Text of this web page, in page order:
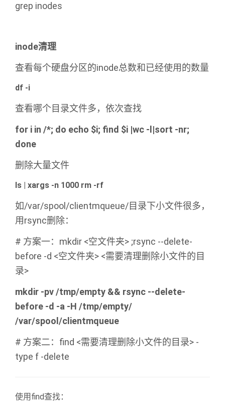
grep inodes
inode清理
查看每个硬盘分区的inode总数和已经使用的数量
df -i
查看哪个目录文件多，依次查找
for i in /*; do echo $i; find $i |wc -l|sort -nr;
done
删除大量文件
ls | xargs -n 1000 rm -rf
如/var/spool/clientmqueue/目录下小文件很多，
用rsync删除：
# 方案一：mkdir <空文件夹> ;rsync --delete-
before -d <空文件夹> <需要清理删除小文件的目
录>
mkdir -pv /tmp/empty && rsync --delete-
before -d -a -H /tmp/empty/
/var/spool/clientmqueue
# 方案二：find <需要清理删除小文件的目录> -
type f -delete
使用find查找：